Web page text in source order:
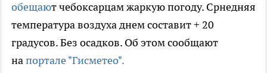
обещают чебоксарцам жаркую погоду. Срнедняя
температура воздуха днем составит + 20
градусов. Без осадков. Об этом сообщают
напортале "Гисметео".